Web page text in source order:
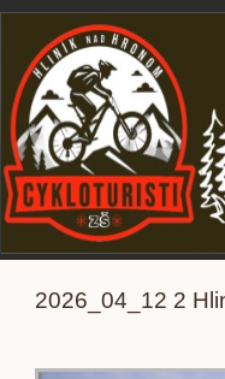
2026_04_12 2